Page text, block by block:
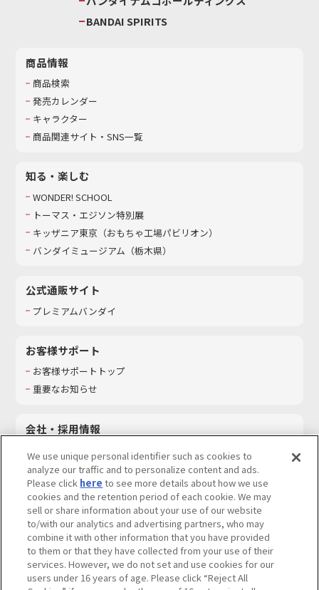
BANDAI SPIRITS
商品情報
商品検索
発売カレンダー
キャラクター
商品関連サイト・SNS一覧
知る・楽しむ
WONDER! SCHOOL
トーマス・エジソン特別展
キッザニア東京（おもちゃ工場パビリオン）​
バンダイミュージアム（栃木県）
公式通販サイト
プレミアムバンダイ
お客様サポート
お客様サポートトップ
重要なお知らせ
会社・採用情報
採用情報
サステナビリティ
お問い合わせ
ウェブサイトご利用条件 ソーシャルメディアポリシー
We use unique personal identifier such as cookies to
analyze our traffic and to personalize content and ads.
Please click here to see more details about how we use
cookies and the retention period of each cookie. We may
sell or share information about your use of our website
to/with our analytics and advertising partners, who may
combine it with other information that you have provided
to them or that they have collected from your use of their
services. However, we do not set and use cookies for our
users under 16 years of age. Please click “Reject All